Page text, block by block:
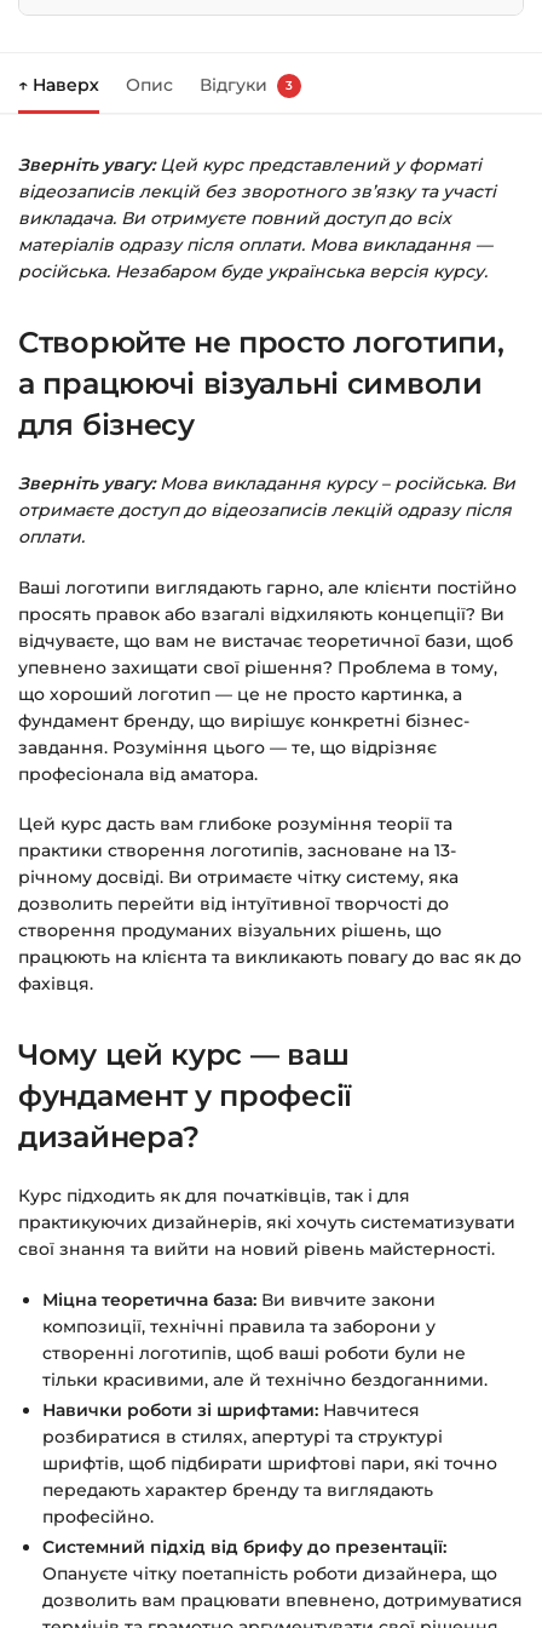
Праворуч з’явиться кошик — натисніть
Заповніть всі поля (пошта та пароль).
Оплатіть зручним способом (більше 8
способів оплати).
Натисніть її — і відкриється сторінка з
курсами.
Додатково посилання на курс прийде вам
Доступ до курсів: без обмежень за часом.
Детальніше про оплату та безпеку — у довідці
Питання?Пишіть наinfo@siluette.com.uaабо в
чат на сайті.
↑ Наверх Опис Відгуки 3
Зверніть увагу:Цей курс представлений у форматі
відеозаписів лекцій без зворотного зв’язку та участі
викладача. Ви отримуєте повний доступ до всіх
матеріалів одразу після оплати. Мова викладання —
російська. Незабаром буде українська версія курсу.
Створюйте не просто логотипи,
а працюючі візуальні символи
для бізнесу
Зверніть увагу:Мова викладання курсу – російська. Ви
отримаєте доступ до відеозаписів лекцій одразу після
оплати.
Ваші логотипи виглядають гарно, але клієнти постійно
просять правок або взагалі відхиляють концепції? Ви
відчуваєте, що вам не вистачає теоретичної бази, щоб
упевнено захищати свої рішення? Проблема в тому,
що хороший логотип — це не просто картинка, а
фундамент бренду, що вирішує конкретні бізнес-
завдання. Розуміння цього — те, що відрізняє
професіонала від аматора.
Цей курс дасть вам глибоке розуміння теорії та
практики створення логотипів, засноване на 13-
річному досвіді. Ви отримаєте чітку систему, яка
дозволить перейти від інтуїтивної творчості до
створення продуманих візуальних рішень, що
працюють на клієнта та викликають повагу до вас як до
фахівця.
Чому цей курс — ваш
фундамент у професії
дизайнера?
Курс підходить як для початківців, так і для
практикуючих дизайнерів, які хочуть систематизувати
свої знання та вийти на новий рівень майстерності.
Міцна теоретична база: Ви вивчите закони
композиції, технічні правила та заборони у
створенні логотипів, щоб ваші роботи були не
тільки красивими, але й технічно бездоганними.
Навички роботи зі шрифтами: Навчитеся
розбиратися в стилях, апертурі та структурі
шрифтів, щоб підбирати шрифтові пари, які точно
передають характер бренду та виглядають
професійно.
Системний підхід від брифу до презентації:
Опануєте чітку поетапність роботи дизайнера, що
дозволить вам працювати впевнено, дотримуватися